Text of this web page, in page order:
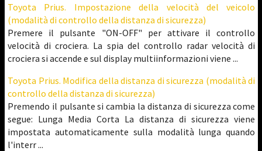
Toyota Prius. Impostazione della velocità del veicolo
(modalità di controllo della distanza di sicurezza)
Premere il pulsante "ON-OFF" per attivare il controllo
velocità di crociera. La spia del controllo radar velocità di
crociera si accende e sul display multiinformazioni viene ...
Toyota Prius. Modifica della distanza di sicurezza (modalità di
controllo della distanza di sicurezza)
Premendo il pulsante si cambia la distanza di sicurezza come
segue: Lunga Media Corta La distanza di sicurezza viene
impostata automaticamente sulla modalità lunga quando
l'interr ...